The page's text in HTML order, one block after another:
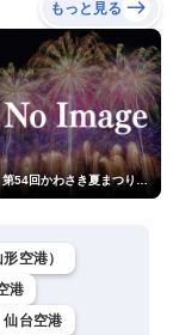
もっと見る
第54回かわさき夏まつり花火大会「おらが自慢のでっかい花火」
空港）
港
仙台空港